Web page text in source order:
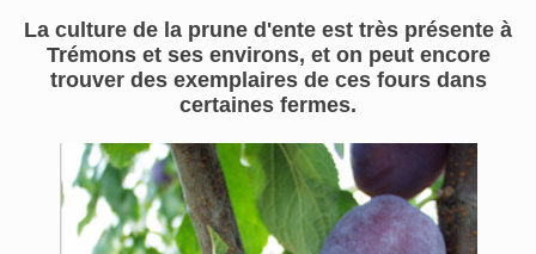
La culture de la prune d'ente est très présente à
Trémons et ses environs, et on peut encore
trouver des exemplaires de ces fours dans
certaines fermes.